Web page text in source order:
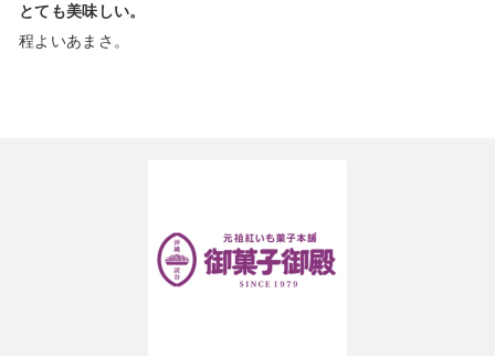
とても美味しい。
程よいあまさ。